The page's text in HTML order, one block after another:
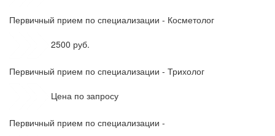
Первичный прием по специализации - Косметолог
2500 руб.
Первичный прием по специализации - Трихолог
Цена по запросу
Первичный прием по специализации -